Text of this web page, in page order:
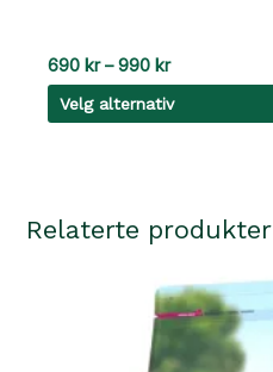
690 kr – 990 krPrisområde:
690 kr
til
990 kr
Velg alternativ
flere
Alternativene
Relaterte produkter